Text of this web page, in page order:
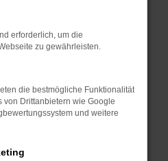
wie Werbeblocker,
die Seite in einem
in einem privaten
erforderlich, um die
zu gewährleisten.
die bestmögliche Funktionalität
von Drittanbietern wie Google
und weitere